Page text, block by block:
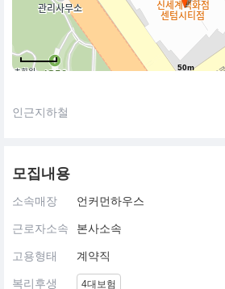
50m
인근지하철
모집내용
소속매장 언커먼하우스
근로자소속 본사소속
고용형태 계약직
복리후생 4대보험